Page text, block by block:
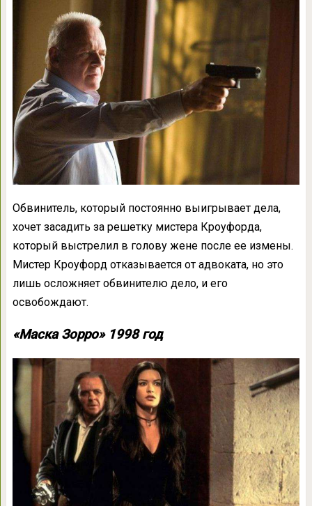
Обвинитель, который постоянно выигрывает дела,
хочет засадить за решетку мистера Кроуфорда,
который выстрелил в голову жене после ее измены.
Мистер Кроуфорд отказывается от адвоката, но это
лишь осложняет обвинителю дело, и его
освобождают.
«Маска Зорро» 1998 год